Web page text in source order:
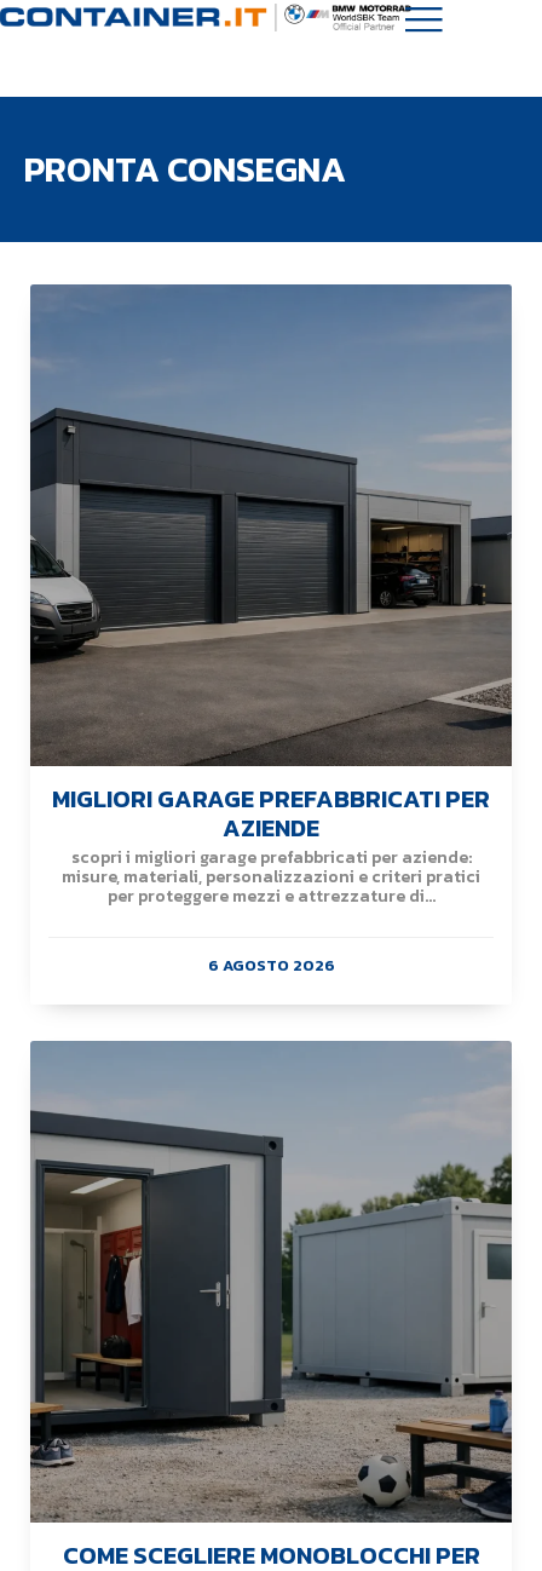
PRONTA CONSEGNA
MIGLIORI GARAGE PREFABBRICATI PER
AZIENDE
scopri i migliori garage prefabbricati per aziende:
misure, materiali, personalizzazioni e criteri pratici
per proteggere mezzi e attrezzature di...
6 AGOSTO 2026
COME SCEGLIERE MONOBLOCCHI PER